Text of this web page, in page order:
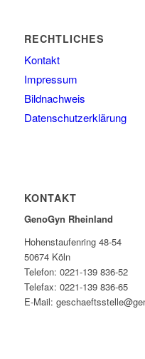
RECHTLICHES
Kontakt
Impressum
Bildnachweis
Datenschutzerklärung
KONTAKT
GenoGyn Rheinland
Hohenstaufenring 48-54
50674 Köln
Telefon: 0221-139 836-52
Telefax: 0221-139 836-65
E-Mail: